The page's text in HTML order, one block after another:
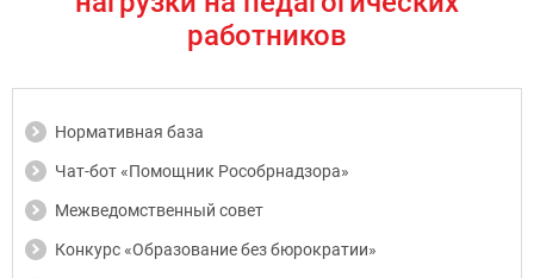
работников
Нормативная база
Чат-бот «Помощник Рособрнадзора»
Межведомственный совет
Конкурс «Образование без бюрократии»